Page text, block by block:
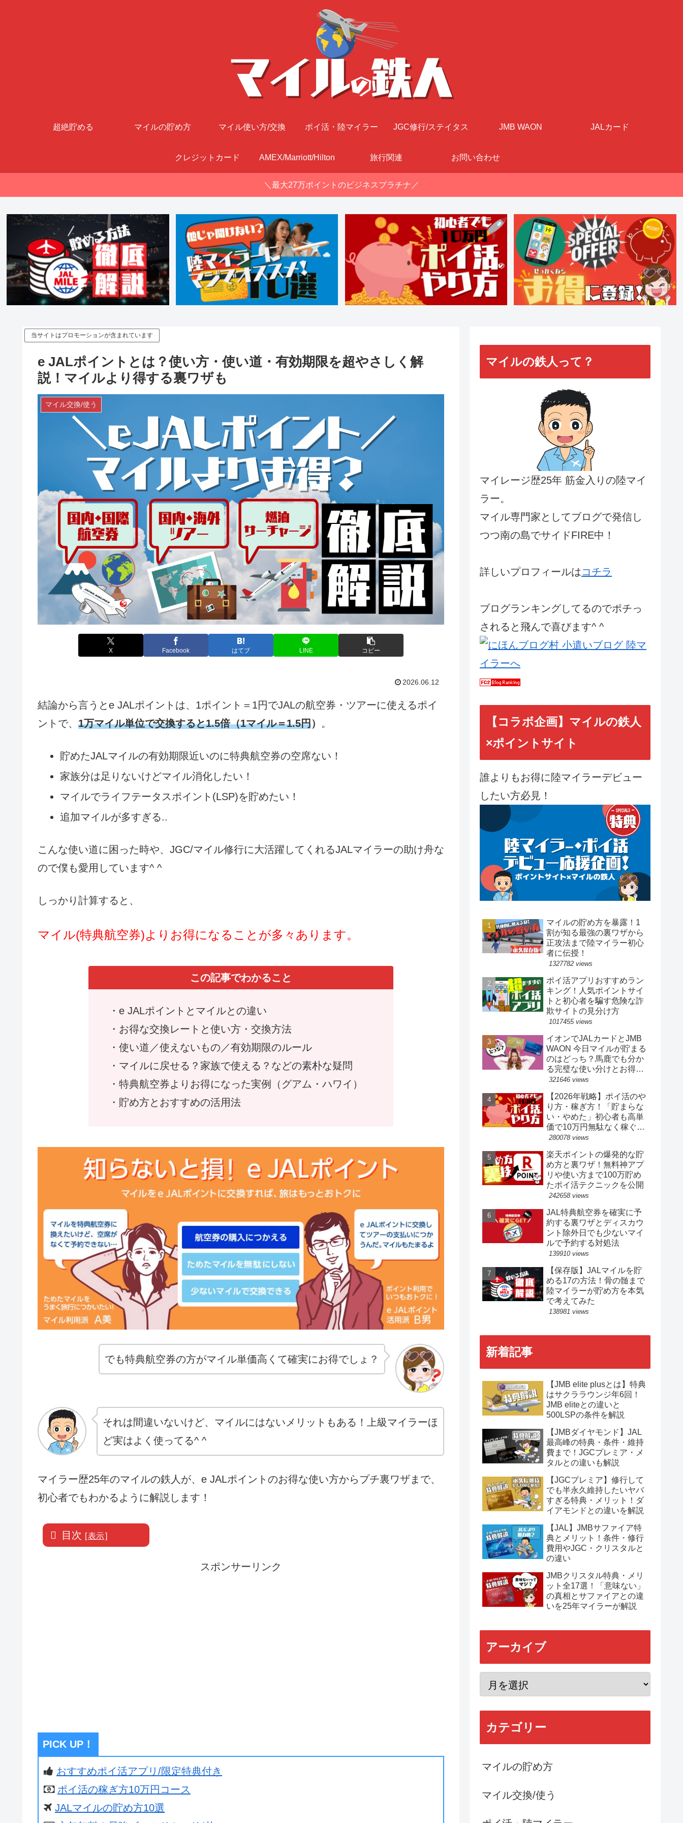
超絶貯める マイルの貯め方 マイル使い方/交換 ポイ活・陸マイラー JGC修行/ステイタス JMB WAON JALカード
クレジットカード AMEX/Marriott/Hilton 旅行関連 お問い合わせ
＼最大27万ポイントのビジネスプラチナ／
当サイトはプロモーションが含まれています
e JALポイントとは？使い方・使い道・有効期限を超やさしく解
説！マイルより得する裏ワザも
マイル交換/使う
X Facebook はてブ LINE コピー
2026.06.12
結論から言うとe JALポイントは、1ポイント＝1円でJALの航空券・ツアーに使えるポイ
ントで、 1万マイル単位で交換すると1.5倍（1マイル＝1.5円） 。
貯めたJALマイルの有効期限近いのに特典航空券の空席ない！
家族分は足りないけどマイル消化したい！
マイルでライフテータスポイント(LSP)を貯めたい！
追加マイルが多すぎる..
こんな使い道に困った時や、JGC/マイル修行に大活躍してくれるJALマイラーの助け舟な
ので僕も愛用しています^ ^
しっかり計算すると、
マイル(特典航空券)よりお得になることが多々あります。
この記事でわかること
・e JALポイントとマイルとの違い
・お得な交換レートと使い方・交換方法
・使い道／使えないもの／有効期限のルール
・マイルに戻せる？家族で使える？などの素朴な疑問
・特典航空券よりお得になった実例（グアム・ハワイ）
・貯め方とおすすめの活用法
でも特典航空券の方がマイル単価高くて確実にお得でしょ？
それは間違いないけど、マイルにはないメリットもある！上級マイラーほ
ど実はよく使ってる^ ^
マイラー歴25年のマイルの鉄人が、e JALポイントのお得な使い方からプチ裏ワザまで、
初心者でもわかるように解説します！
目次 [表示]
スポンサーリンク
PICK UP！
おすすめポイ活アプリ/限定特典付き
ポイ活の稼ぎ方10万円コース
JALマイルの貯め方10選
マイルの鉄人って？
マイレージ歴25年 筋金入りの陸マイ
ラー。
マイル専門家としてブログで発信し
つつ南の島でサイドFIRE中！
詳しいプロフィールは コチラ
ブログランキングしてるのでポチっ
されると飛んで喜びます^ ^
【コラボ企画】マイルの鉄人
×ポイントサイト
誰よりもお得に陸マイラーデビュー
したい方必見！
マイルの貯め方を暴露！1
割が知る最強の裏ワザから
正攻法まで陸マイラー初心
者に伝授！
1327782 views
ポイ活アプリおすすめラン
キング！人気ポイントサイ
トと初心者を騙す危険な詐
欺サイトの見分け方
1017455 views
イオンでJALカードとJMB
WAON 今日マイルが貯まる
のはどっち？馬鹿でも分か
る完璧な使い分けとお得な
裏ワザ
321646 views
【2026年戦略】ポイ活のや
り方・稼ぎ方！「貯まらな
い・やめた」初心者も高単
価で10万円無駄なく稼ぐ完
全ロードマップ
280078 views
楽天ポイントの爆発的な貯
め方と裏ワザ！無料神アプ
リや使い方まで100万貯め
たポイ活テクニックを公開
242658 views
JAL特典航空券を確実に予
約する裏ワザとディスカウ
ント除外日でも少ないマイ
ルで予約する対処法
139910 views
【保存版】JALマイルを貯
める17の方法！骨の髄まで
陸マイラーが貯め方を本気
で考えてみた
138981 views
新着記事
【JMB elite plusとは】特典
はサクララウンジ年6回！
JMB eliteとの違いと
500LSPの条件を解説
【JMBダイヤモンド】JAL
最高峰の特典・条件・維持
費まで！JGCプレミア・メ
タルとの違いも解説
【JGCプレミア】修行して
でも半永久維持したいヤバ
すぎる特典・メリット！ダ
イアモンドとの違いを解説
【JAL】JMBサファイア特
典とメリット！条件・修行
費用やJGC・クリスタルと
の違い
JMBクリスタル特典・メリ
ット全17選！「意味ない」
の真相とサファイアとの違
いを25年マイラーが解説
アーカイブ
カテゴリー
マイルの貯め方
マイル交換/使う